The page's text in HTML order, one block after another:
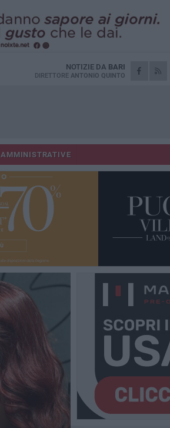
NOTIZIE DA BARI
DIRETTORE ANTONIO QUINTO
AMMINISTRATIVE